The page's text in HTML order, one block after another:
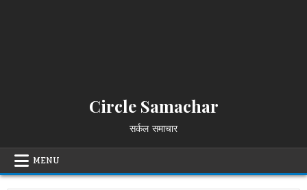
Circle Samachar
सर्कल समाचार
MENU